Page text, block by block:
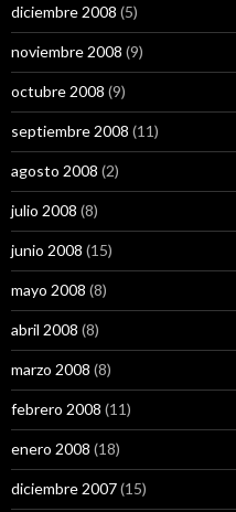
diciembre 2008 (5)
noviembre 2008 (9)
octubre 2008 (9)
septiembre 2008 (11)
agosto 2008 (2)
julio 2008 (8)
junio 2008 (15)
mayo 2008 (8)
abril 2008 (8)
marzo 2008 (8)
febrero 2008 (11)
enero 2008 (18)
diciembre 2007(15)